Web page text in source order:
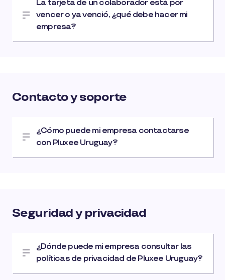
La tarjeta de un colaborador está por
vencer o ya venció, ¿qué debe hacer mi
empresa?
Contacto y soporte
¿Cómo puede mi empresa contactarse
con Pluxee Uruguay?
Seguridad y privacidad
¿Dónde puede mi empresa consultar las
políticas de privacidad de Pluxee Uruguay?